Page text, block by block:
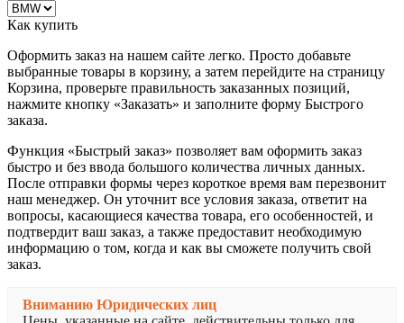
Как купить
Оформить заказ на нашем сайте легко. Просто добавьте
выбранные товары в корзину, а затем перейдите на страницу
Корзина, проверьте правильность заказанных позиций,
нажмите кнопку «Заказать» и заполните форму Быстрого
заказа.
Функция «Быстрый заказ» позволяет вам оформить заказ
быстро и без ввода большого количества личных данных.
После отправки формы через короткое время вам перезвонит
наш менеджер. Он уточнит все условия заказа, ответит на
вопросы, касающиеся качества товара, его особенностей, и
подтвердит ваш заказ, а также предоставит необходимую
информацию о том, когда и как вы сможете получить свой
заказ.
Вниманию Юридических лиц